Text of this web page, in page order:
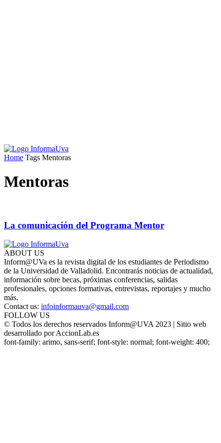
Home Tags Mentoras
Mentoras
La comunicación del Programa Mentor
ABOUT US
Inform@UVa es la revista digital de los estudiantes de Periodismo
de la Universidad de Valladolid. Encontrarás noticias de actualidad,
información sobre becas, próximas conferencias, salidas
profesionales, opciones formativas, entrevistas, reportajes y mucho
más.
Contact us: infoinformauva@gmail.com
FOLLOW US
© Todos los derechos reservados Inform@UVA 2023 | Sitio web
desarrollado por AccionLab.es
font-family: arimo, sans-serif; font-style: normal; font-weight: 400;